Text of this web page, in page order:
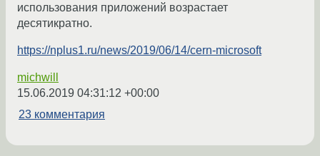
использования приложений возрастает
десятикратно.
https://nplus1.ru/news/2019/06/14/cern-microsoft
michwill
15.06.2019 04:31:12 +00:00
23 комментария